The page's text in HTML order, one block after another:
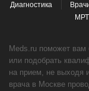
Диагностика
МРТ
Meds.ru поможет вам
или подобрать
на прием, не выходя
врача в Москве